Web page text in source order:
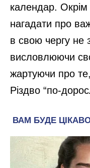
календар.
нагадати про
в свою чергу не
висловлюючи
жартуючи про
Різдво “по-